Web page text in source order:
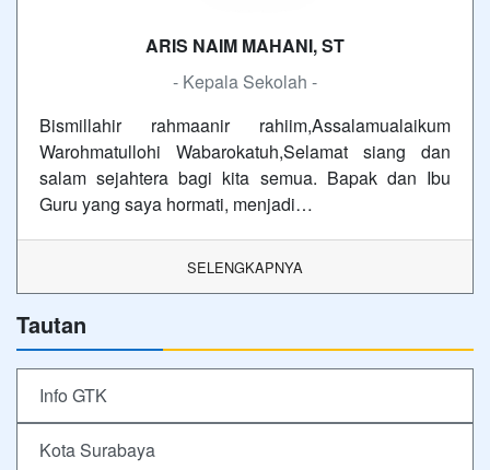
ARIS NAIM MAHANI, ST
- Kepala Sekolah -
Bismillahir rahmaanir rahiim,Assalamualaikum
Warohmatullohi Wabarokatuh,Selamat siang dan
salam sejahtera bagi kita semua. Bapak dan Ibu
Guru yang saya hormati, menjadi…
SELENGKAPNYA
Tautan
Info GTK
Kota Surabaya